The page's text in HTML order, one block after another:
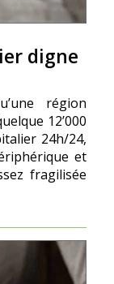
digne
région
12’000
24h/24,
et
fragilisée